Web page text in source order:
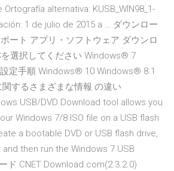
alternativa: KUSB_WIN98_1-
1 de julio de 2015 a … ダウンロー
ート アプリ・ソフトウェア ダウンロ
選択してください Windows® 7
定手順 Windows® 10 Windows® 8.1
するさまざまな情報 の違い
USB/DVD Download tool allows you
Windows 7/8 ISO file on a USB flash
a bootable DVD or USB flash drive,
then run the Windows 7 USB
ド CNET Download.com(2.3.2.0)